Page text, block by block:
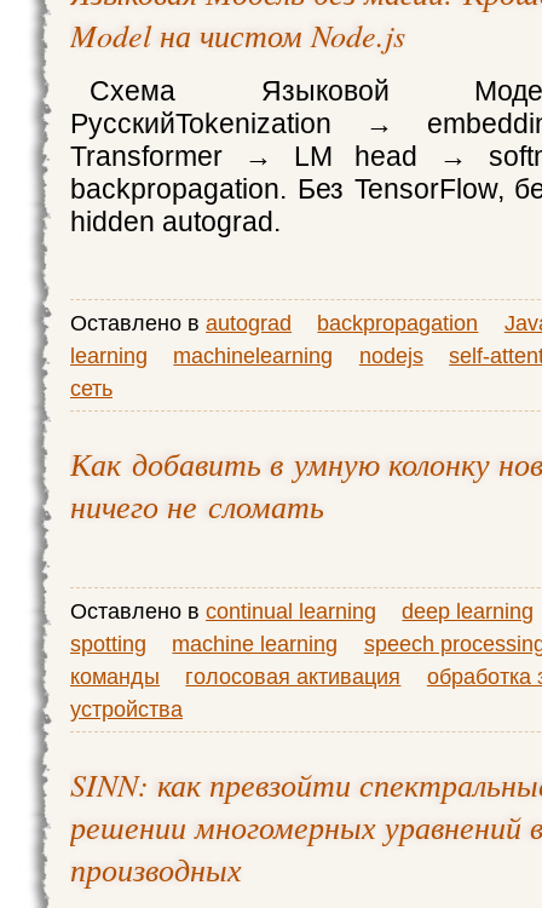
Model на чистом Node.js
Схема Языковой
РусскийTokenization →
Transformer → LM head →
backpropagation. Без TensorFlow,
hidden autograd.
Оставлено в autograd backpropagation
learning
machinelearning nodejs
self-
сеть
Как добавить в умную колонку
ничего не сломать
Оставлено в continual learning
deep learning
spotting
machine learning
speech
команды
голосовая активация
обработка
устройства
SINN: как превзойти
решении многомерных уравнений
производных